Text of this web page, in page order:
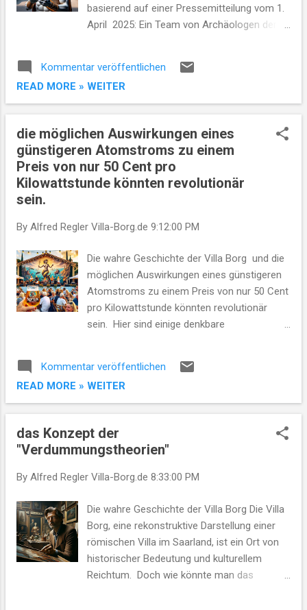
basierend auf einer Pressemitteilung vom 1.
April 2025: Ein Team von Archäologen der
Kellergewölben der historischen Villa Borg.
Unerwartet stießen sie auf eine versteckte
Kammer unterhalb des Weinkellers, die ein
Jahre zurückdatiert wird – aus einer Zeit
noch vor der Römerzeit. Das versiegelte
Grab enthielt die Überreste eines nicht
identifizierten Individuums , zusammen mit
hohen sozialen Status hindeuten. Zu den
Stützstrümpfe , Schmuckstücke und seltene
Münzen , die scheinbar aus der keltischen
Latènezeit stammen. D ie Artefakte, über die
Jahrhunderte hinweg bemerkenswert gut
erhalten, bieten einzigartige Einblicke in
Kommentar veröffentlichen
READ MORE » WEITER
die möglichen Auswirkungen eines
günstigeren Atomstroms zu einem
Preis von nur 50 Cent pro
Kilowattstunde könnten revolutionär
sein.
By Alfred Regler Villa-Borg.de 9:12:00 PM
Die wahre Geschichte der Villa Borg und die
möglichen Auswirkungen eines günstigeren
Atomstroms zu einem Preis von nur 50 Cent
pro Kilowattstunde könnten revolutionär
sein. Hier sind einige denkbare
Kostensenkung: Die Energiekosten für
Haushalte und Unternehmen könnten
drastisch fallen, was zu bedeutenden
des verfügbaren Einkommens führen könnte.
2. Wettbewerbsvorteil: Länder mit Zugang
zu diesem preiswerten Atomstrom könnten
da die Produktionskosten für
energieintensive Industrien stark sinken
würden. Ökologische Auswirkungen: 1.
Verringerung der CO₂-Emissionen: Billiger
Atomstrom könnte fossile Brennstoffe
Kommentar veröffentlichen
READ MORE » WEITER
das Konzept der
"Verdummungstheorien"
By Alfred Regler Villa-Borg.de 8:33:00 PM
Die wahre Geschichte der Villa Borg Die Villa
Borg, eine rekonstruktive Darstellung einer
römischen Villa im Saarland, ist ein Ort von
historischer Bedeutung und kulturellem
Reichtum. Doch wie könnte man das